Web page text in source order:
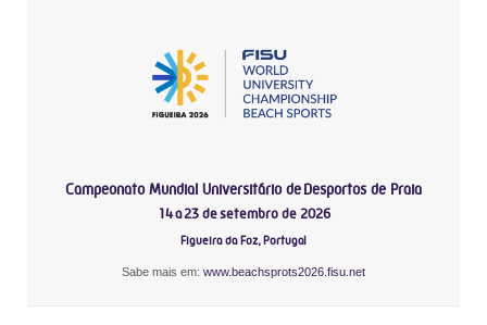
Campeonato Mundial Universitário de Desportos de Praia
14 a 23 de setembro de 2026
Figueira da Foz, Portugal
Sabe mais em: www.beachsprots2026.fisu.net